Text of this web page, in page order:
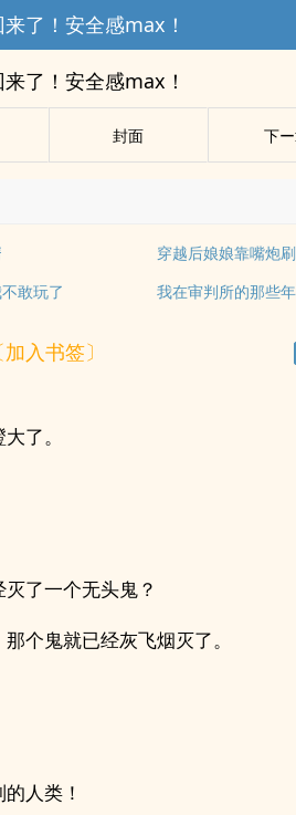
了！安全感max！
了！安全感max！
封面 下
穿越后娘娘靠嘴炮
敢玩了 我在审判所的那些年
加入书签〕
了。
了一个无头鬼？
个鬼就已经灰飞烟灭了。
人类！